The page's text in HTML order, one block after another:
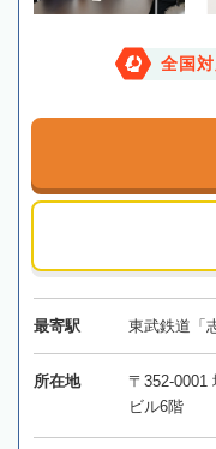
全国
最寄駅 東武鉄道「
所在地
〒352-
ビル6階